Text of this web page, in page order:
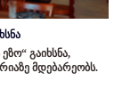
გაიხსნა,
მდებარეობს.